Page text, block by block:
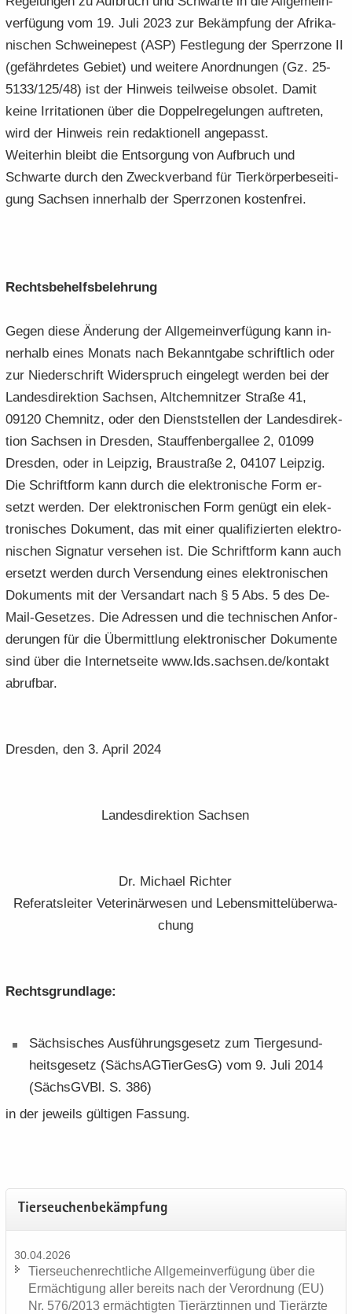
ver­fü­gung vom 19. Juli 2023 zur Be­kämp­fung der Afri­ka­
ni­schen Schwei­ne­pest (ASP) Fest­le­gung der Sperr­zo­ne II
(ge­fähr­de­tes Ge­biet) und wei­te­re An­ord­nun­gen (Gz. 25-
5133/125/48) ist der Hin­weis teil­wei­se ob­so­let. Damit
keine Ir­ri­ta­tio­nen über die Dop­pel­re­ge­lun­gen auf­tre­ten,
wird der Hin­weis rein re­dak­tio­nell an­ge­passt.
Wei­ter­hin bleibt die Ent­sor­gung von Auf­bruch und
Schwar­te durch den Zweck­ver­band für Tier­kör­per­be­sei­ti­
gung Sach­sen in­ner­halb der Sperr­zo­nen kos­ten­frei.
Rechts­be­helfs­be­leh­rung
Gegen diese Än­de­rung der All­ge­mein­ver­fü­gung kann in­
ner­halb eines Mo­nats nach Be­kannt­ga­be schrift­lich oder
zur Nie­der­schrift Wi­der­spruch ein­ge­legt wer­den bei der
Lan­des­di­rek­ti­on Sach­sen, Alt­chem­nit­zer Stra­ße 41,
09120 Chem­nitz, oder den Dienst­stel­len der Lan­des­di­rek­
ti­on Sach­sen in Dres­den, Stauf­fen­berg­al­lee 2, 01099
Dres­den, oder in Leip­zig, Brau­stra­ße 2, 04107 Leip­zig.
Die Schrift­form kann durch die elek­tro­ni­sche Form er­
setzt wer­den. Der elek­tro­ni­schen Form ge­nügt ein elek­
tro­ni­sches Do­ku­ment, das mit einer qua­li­fi­zier­ten elek­tro­
ni­schen Si­gna­tur ver­se­hen ist. Die Schrift­form kann auch
er­setzt wer­den durch Ver­sen­dung eines elek­tro­ni­schen
Do­ku­ments mit der Ver­sand­art nach § 5 Abs. 5 des De-​
Mail-Gesetzes. Die Adres­sen und die tech­ni­schen An­for­
de­run­gen für die Über­mitt­lung elek­tro­ni­scher Do­ku­men­te
sind über die In­ter­net­sei­te www.lds.sach­sen.de/kon­takt
ab­ruf­bar.
Dres­den, den 3. April 2024
Lan­des­di­rek­ti­on Sach­sen
Dr. Mi­cha­el Rich­ter
Re­fe­rats­lei­ter Ve­te­ri­när­we­sen und Le­bens­mit­tel­über­wa­
chung
Rechts­grund­la­ge:
Säch­si­sches Aus­füh­rungs­ge­setz zum Tier­ge­sund­
heits­ge­setz (Säch­s­AG­Tier­GesG) vom 9. Juli 2014
(Sächs­GVBl. S. 386)
in der je­weils gül­ti­gen Fas­sung.
Tier­seu­chen­be­kämp­fung
30.04.2026
Tier­seu­chen­recht­li­che All­ge­mein­ver­fü­gung über die
Er­mäch­ti­gung aller be­reits nach der Ver­ord­nung (EU)
Nr. 576/2013 er­mäch­tig­ten Tier­ärz­tin­nen und Tier­ärz­te